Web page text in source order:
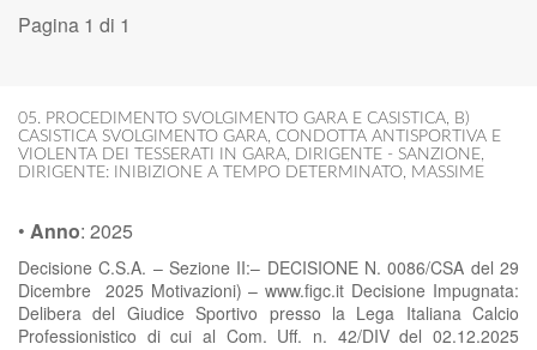
Pagina 1 di 1
05. PROCEDIMENTO SVOLGIMENTO GARA E CASISTICA, B)
CASISTICA SVOLGIMENTO GARA, CONDOTTA ANTISPORTIVA E
VIOLENTA DEI TESSERATI IN GARA, DIRIGENTE - SANZIONE,
DIRIGENTE: INIBIZIONE A TEMPO DETERMINATO, MASSIME
• Anno: 2025
Decisione C.S.A. – Sezione II:– DECISIONE N. 0086/CSA del 29
Dicembre 2025 Motivazioni) – www.figc.it Decisione Impugnata:
Delibera del Giudice Sportivo presso la Lega Italiana Calcio
Professionistico di cui al Com. Uff. n. 42/DIV del 02.12.2025